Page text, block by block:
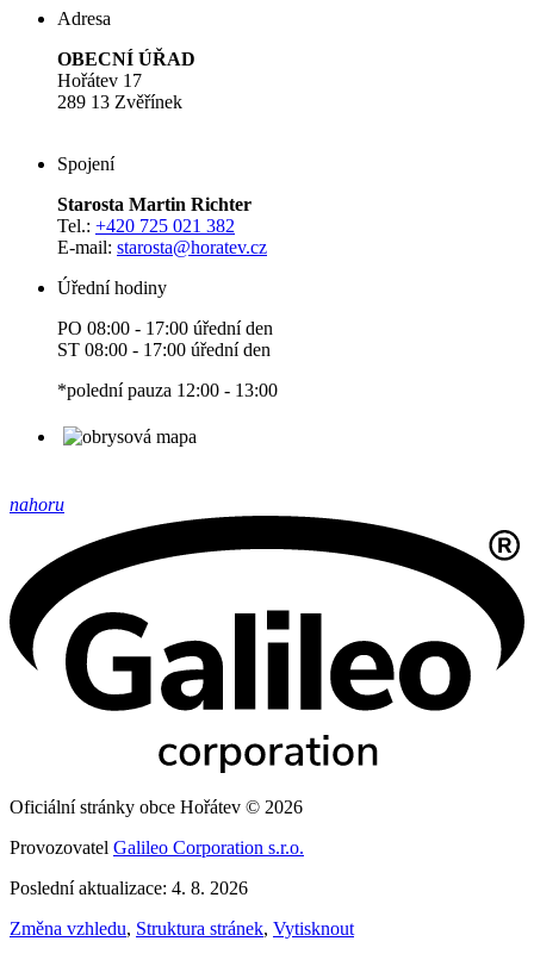
Adresa
OBECNÍ ÚŘAD
Hořátev 17
289 13 Zvěřínek
Spojení
Starosta Martin Richter
Tel.: +420 725 021 382
E-mail: starosta@horatev.cz
Úřední hodiny
PO 08:00 - 17:00 úřední den
ST 08:00 - 17:00 úřední den
*polední pauza 12:00 - 13:00
nahoru
Oficiální stránky obce Hořátev © 2026
Provozovatel Galileo Corporation s.r.o.
Poslední aktualizace: 4. 8. 2026
Změna vzhledu, Struktura stránek, Vytisknout